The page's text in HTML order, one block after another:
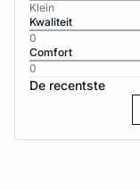
Klein
Kwaliteit
0
Comfort
0
De recentste